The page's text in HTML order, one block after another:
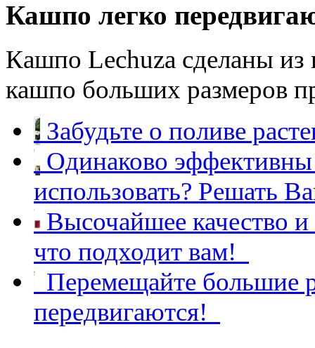
Кашпо легко
Кашпо Lechuza сделаны из
кашпо больших размеров
Забудьте о поливе
Одинаково
использовать? Решать
Высочайшее качество
что подходит вам!
Перемещайте большие
передвигаются!